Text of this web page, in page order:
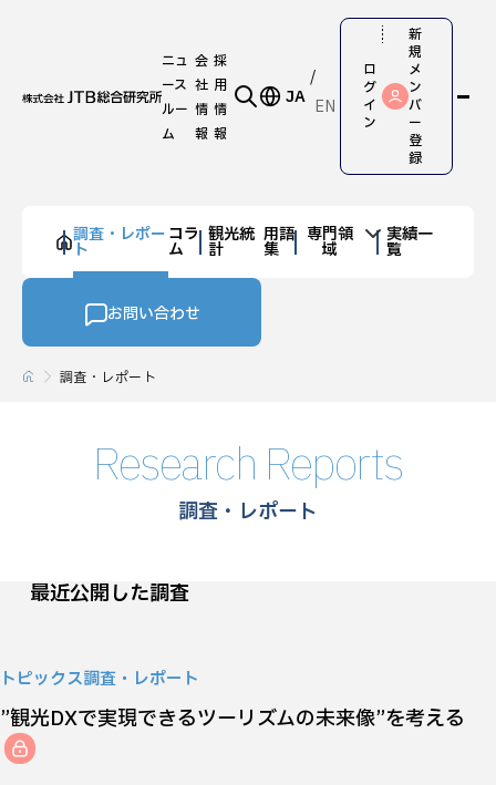
ニュ
ース
ルー
ム
会
社
情
報
採
用
情
報
JA EN
ロ
グ
イ
ン
新
規
メ
ン
バ
ー
登
録
調査・レポー
ト
コラ
ム
観光統
計
用語
集
専門領
域
実績一
覧
お問い合わせ
調査・レポート
Research Reports
調査・レポート
最近公開した調査
トピックス調査・レポート
”観光DXで実現できるツーリズムの未来像”を考える